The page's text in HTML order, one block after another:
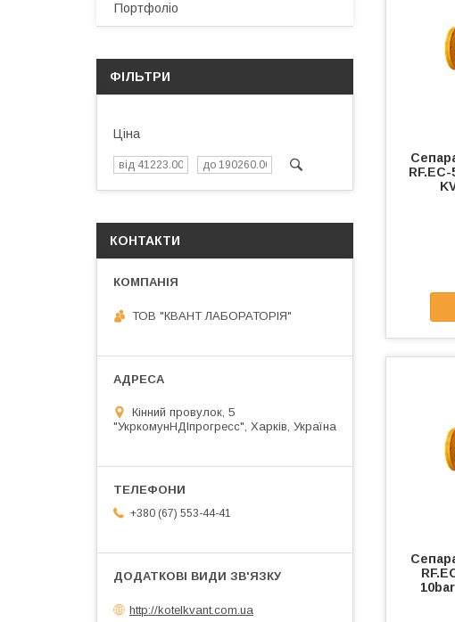
Портфоліо
ФІЛЬТРИ
Ціна
КОНТАКТИ
ТОВ "КВАНТ ЛАБОРАТОРІЯ"
Кінний провулок, 5
"УкркомунНДІпрогресс", Харків, Україна
+380 (67) 553-44-41
http://kotelkvant.com.ua